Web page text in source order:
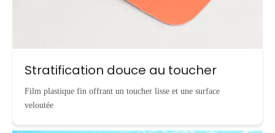
Stratification douce au toucher
Film plastique fin offrant un toucher lisse et une surface
veloutée